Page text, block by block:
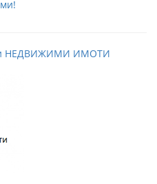
НЕДВИЖИМИ ИМОТИ